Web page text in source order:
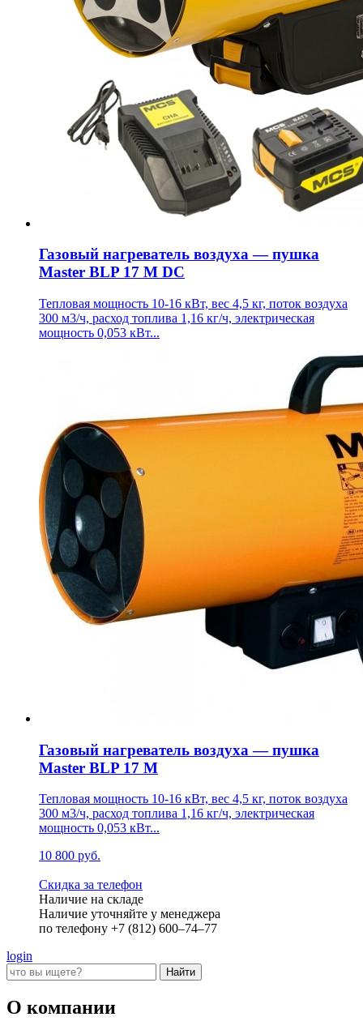
Газовый нагреватель воздуха — пушка
Master BLP 17 M DC
Тепловая мощность 10-16 кВт, вес 4,5 кг, поток воздуха
300 м3/ч, расход топлива 1,16 кг/ч, электрическая
мощность 0,053 кВт...
Газовый нагреватель воздуха — пушка
Master BLP 17 M
Тепловая мощность 10-16 кВт, вес 4,5 кг, поток воздуха
300 м3/ч, расход топлива 1,16 кг/ч, электрическая
мощность 0,053 кВт...
10 800 руб.
Скидка за телефон
Наличие на складе
Наличие уточняйте у менеджера
по телефону +7 (812) 600–74–77
login
О компании